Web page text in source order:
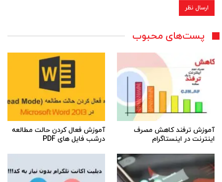
پست‌های محبوب
آموزش ترفند کاهش مصرف
اینترنت در اینستاگرام
آموزش فعال کردن حالت مطالعه
درشب فایل های PDF